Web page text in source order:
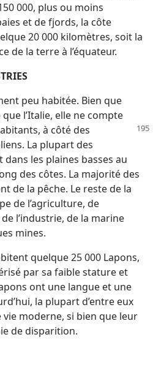
000, plus ou moins
et de fjords, la côte
20 000 kilomètres, soit la
de la terre à l’équateur.
peu habitée. Bien que
l’Italie, elle ne compte
à côté des
La plupart des
les plaines basses au
des côtes. La majorité des
de la pêche. Le reste de la
de l’agriculture, de
l’industrie, de la marine
mines.
quelque 25 000 Lapons,
par sa faible stature et
ont une langue et une
la plupart d’entre eux
moderne, si bien que leur
de disparition.